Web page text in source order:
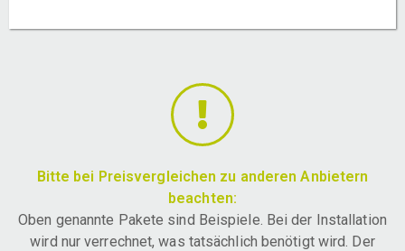
Bitte bei Preisvergleichen zu anderen Anbietern
beachten:
Oben genannte Pakete sind Beispiele. Bei der Installation
wird nur verrechnet, was tatsächlich benötigt wird. Der